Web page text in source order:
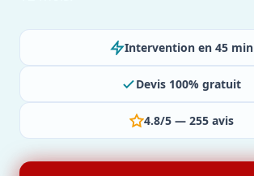
Intervention en 45 min
Devis 100% gratuit
4.8/5 — 255 avis